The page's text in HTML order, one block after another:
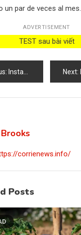
un par de veces al mes.
ADVERTISEMENT
TEST sau bài viết
Instant Greenery Transform Any Home Flower or Plant with Just One Drop! Next:
corrienews.info/
Posts